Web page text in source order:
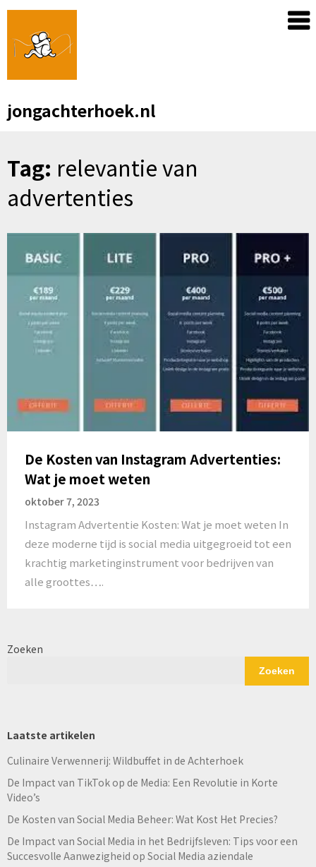
Skip
content
jongachterhoek.nl
Tag: relevantie van
advertenties
De Kosten van Instagram Advertenties:
Wat je moet weten
oktober 7, 2023
Instagram Advertentie Kosten: Wat je moet weten In
deze moderne tijd is social media uitgegroeid tot een
krachtig marketinginstrument voor bedrijven van
alle groottes….
Zoeken
Zoeken
Laatste artikelen
Culinaire Verwennerij: Wildbuffet in de Achterhoek
De Impact van TikTok op de Media: Een Revolutie in Korte
Video’s
De Kosten van Social Media Beheer: Wat Kost Het Precies?
De Impact van Social Media in het Bedrijfsleven: Tips voor een
Succesvolle Aanwezigheid op Social Media aziendale